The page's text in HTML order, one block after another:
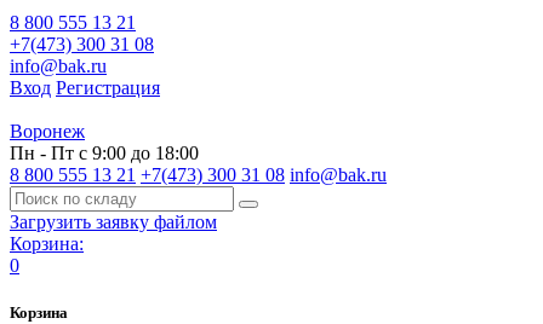
8 800 555 13 21
+7(473) 300 31 08
info@bak.ru
Вход Регистрация
Воронеж
Пн - Пт с 9:00 до 18:00
8 800 555 13 21 +7(473) 300 31 08 info@bak.ru
Загрузить заявку файлом
Корзина:
0
Корзина